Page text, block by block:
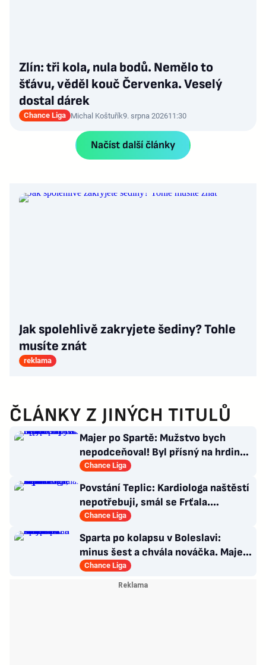
Zlín: tři kola, nula bodů. Nemělo to
šťávu, věděl kouč Červenka. Veselý
dostal dárek
Chance Liga Michal Koštuřík9. srpna 202611:30
Načíst další články
Jak spolehlivě zakryjete šediny? Tohle
musíte znát
reklama
ČLÁNKY Z JINÝCH TITULŮ
Majer po Spartě: Mužstvo bych
nepodceňoval! Byl přísný na hrdinu
zápasu
Chance Liga
Povstání Teplic: Kardiologa naštěstí
nepotřebuji, smál se Frťala.
Promluvil o zájmu Plzně
Chance Liga
Sparta po kolapsu v Boleslavi:
minus šest a chvála nováčka. Majer
má silnou zbraň
Chance Liga